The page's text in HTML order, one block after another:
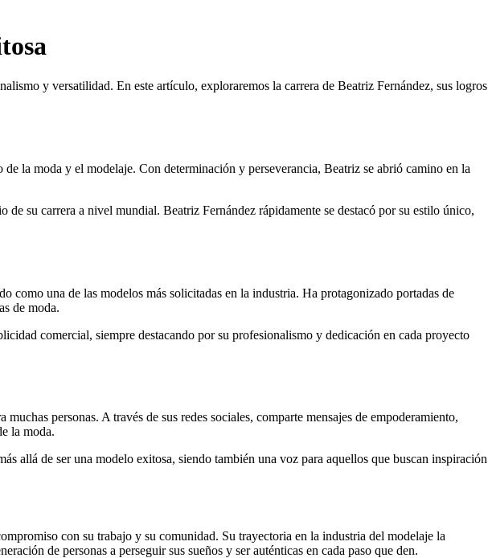
y versatilidad. En este artículo, exploraremos la carrera de Beatriz Fernández, sus logros
la moda y el modelaje. Con determinación y perseverancia, Beatriz se abrió camino en la
su carrera a nivel mundial. Beatriz Fernández rápidamente se destacó por su estilo único,
como una de las modelos más solicitadas en la industria. Ha protagonizado portadas de
de moda.
comercial, siempre destacando por su profesionalismo y dedicación en cada proyecto
personas. A través de sus redes sociales, comparte mensajes de empoderamiento,
la moda.
allá de ser una modelo exitosa, siendo también una voz para aquellos que buscan inspiración
con su trabajo y su comunidad. Su trayectoria en la industria del modelaje la
de personas a perseguir sus sueños y ser auténticas en cada paso que den.